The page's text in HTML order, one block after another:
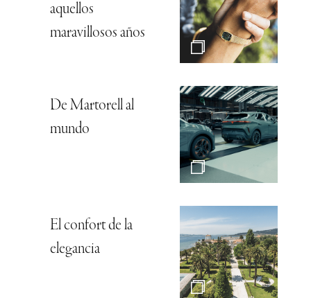
aquellos
maravillosos años
De Martorell al
mundo
El confort de la
elegancia